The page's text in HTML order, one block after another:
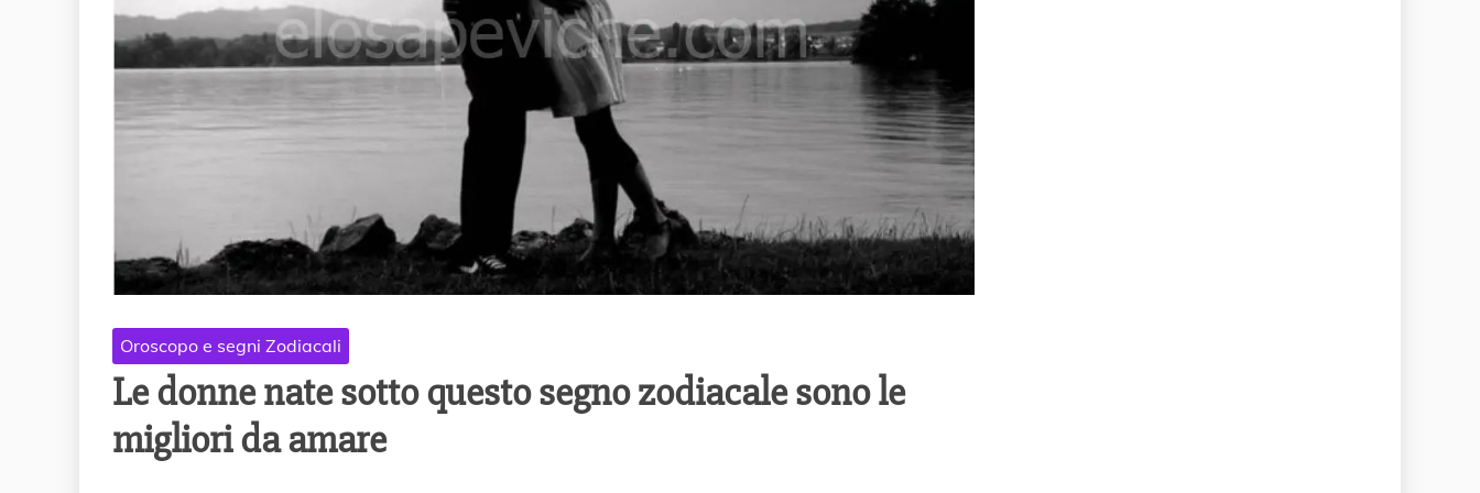
Oroscopo e segni Zodiacali
Le donne nate sotto questo segno zodiacale sono le
migliori da amare